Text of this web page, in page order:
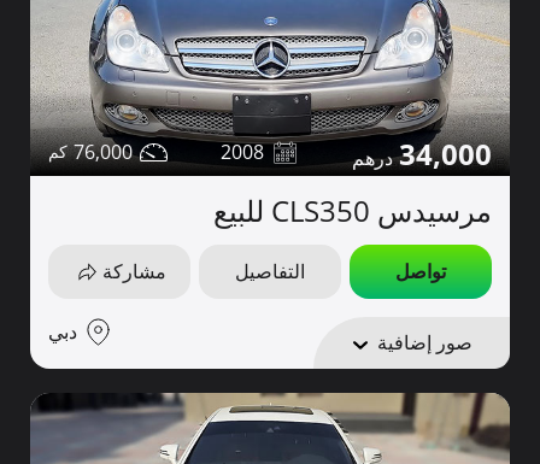
34,000
2008
76,000
مرسيدس CLS350 للبيع
تواصل التفاصيل مشاركة
صور إضافية دبي